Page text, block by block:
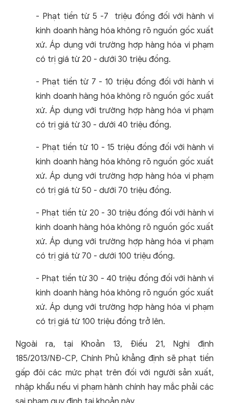
- Phạt tiền từ 5 -7 triệu đồng đối với hành vi
kinh doanh hàng hóa không rõ nguồn gốc xuất
xứ. Áp dụng với trường hợp hàng hóa vi phạm
có trị giá từ 20 - dưới 30 triệu đồng.
- Phạt tiền từ 7 - 10 triệu đồng đối với hành vi
kinh doanh hàng hóa không rõ nguồn gốc xuất
xứ. Áp dụng với trường hợp hàng hóa vi phạm
có trị giá từ 30 - dưới 40 triệu đồng.
- Phạt tiền từ 10 - 15 triệu đồng đối với hành vi
kinh doanh hàng hóa không rõ nguồn gốc xuất
xứ. Áp dụng với trường hợp hàng hóa vi phạm
có trị giá từ 50 - dưới 70 triệu đồng.
- Phạt tiền từ 20 - 30 triệu đồng đối với hành vi
kinh doanh hàng hóa không rõ nguồn gốc xuất
xứ. Áp dụng với trường hợp hàng hóa vi phạm
có trị giá từ 70 - dưới 100 triệu đồng.
- Phạt tiền từ 30 - 40 triệu đồng đối với hành vi
kinh doanh hàng hóa không rõ nguồn gốc xuất
xứ. Áp dụng với trường hợp hàng hóa vi phạm
có trị giá từ 100 triệu đồng trở lên.
Ngoài ra, tại Khoản 13, Điều 21, Nghị định
185/2013/NĐ-CP, Chính Phủ khẳng định sẽ phạt tiền
gấp đôi các mức phạt trên đối với người sản xuất,
nhập khẩu nếu vi phạm hành chính hay mắc phải các